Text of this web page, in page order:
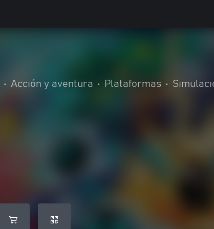
• Acción y aventura • Plataformas •